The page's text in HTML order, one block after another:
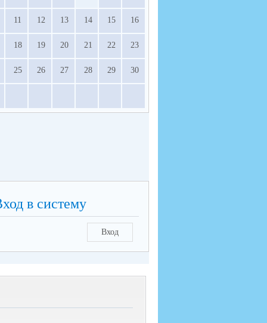
11 12 13 14 15 16
18 19 20 21 22 23
25 26 27 28 29 30
в систему
Вход